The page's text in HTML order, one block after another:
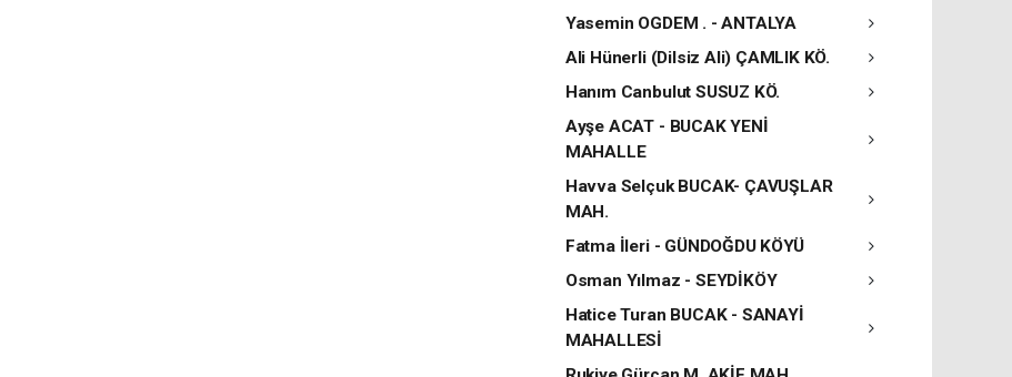
Yasemin OGDEM . - ANTALYA
Ali Hünerli (Dilsiz Ali) ÇAMLIK KÖ.
Hanım Canbulut SUSUZ KÖ.
Ayşe ACAT - BUCAK YENİ
MAHALLE
Havva Selçuk BUCAK- ÇAVUŞLAR
MAH.
Fatma İleri - GÜNDOĞDU KÖYÜ
Osman Yılmaz - SEYDİKÖY
Hatice Turan BUCAK - SANAYİ
MAHALLESİ